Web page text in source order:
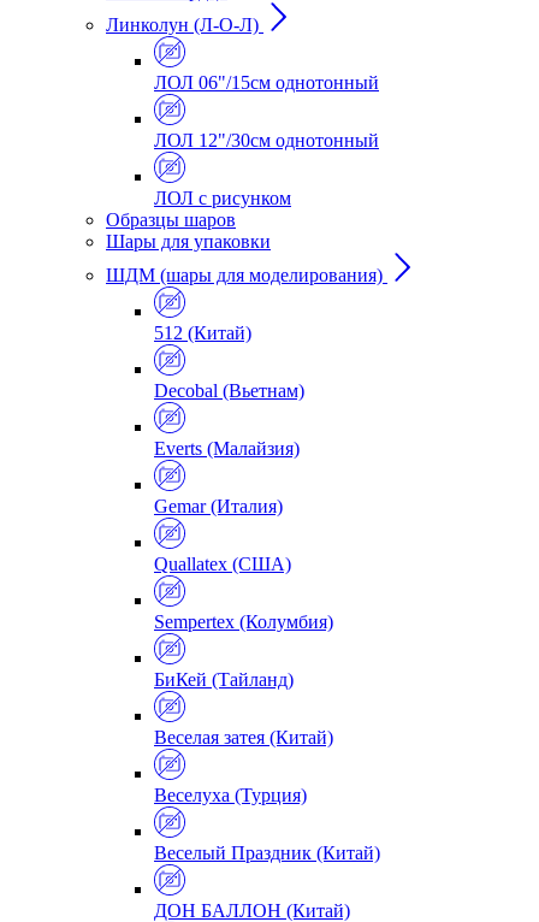
Линколун (Л-О-Л)
ЛОЛ 06"/15см однотонный
ЛОЛ 12"/30см однотонный
ЛОЛ с рисунком
Образцы шаров
Шары для упаковки
ШДМ (шары для моделирования)
512 (Китай)
Decobal (Вьетнам)
Everts (Малайзия)
Gemar (Италия)
Quallatex (США)
Sempertex (Колумбия)
БиКей (Тайланд)
Веселая затея (Китай)
Веселуха (Турция)
Веселый Праздник (Китай)
ДОН БАЛЛОН (Китай)